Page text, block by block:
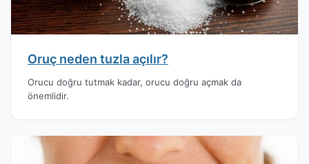
Oruç neden tuzla açılır?
Orucu doğru tutmak kadar, orucu doğru açmak da
önemlidir.